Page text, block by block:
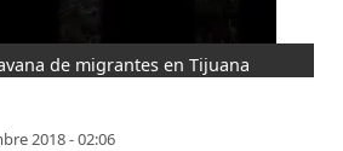
de migrantes en Tijuana
2018 - 02:06